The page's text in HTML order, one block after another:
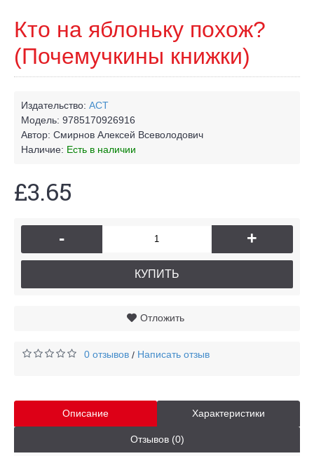
Кто на яблоньку похож?
(Почемучкины книжки)
Издательство: АСТ
Модель: 9785170926916
Автор: Смирнов Алексей Всеволодович
Наличие: Есть в наличии
£3.65
- +
КУПИТЬ
Отложить
0 отзывов / Написать отзыв
Описание Характеристики
Отзывов (0)